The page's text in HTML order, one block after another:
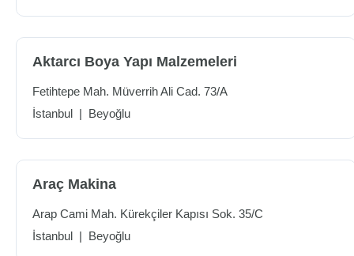
Aktarcı Boya Yapı Malzemeleri
Fetihtepe Mah. Müverrih Ali Cad. 73/A
İstanbul | Beyoğlu
Araç Makina
Arap Cami Mah. Kürekçiler Kapısı Sok. 35/C
İstanbul | Beyoğlu